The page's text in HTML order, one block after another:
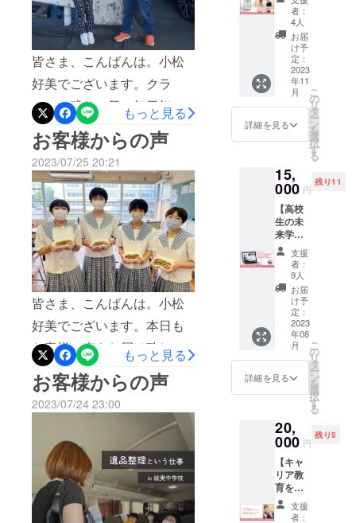
真掲載して、応援してくれ
ました。岡山高校の生徒さ
んも、私の応援にとご協力
いただいてます。未来を担
う子どもたちに向けて、こ
のクラファンを通じて、夢
や希望を届けたいです。ク
ラファン初心者の私が目標
達成することで、何事もや
れば出来る！やりきる！と
いう姿を見せたい！そんな
思いで走り続けています。
どうか皆さま、小松好美に
お力添えをいただけないで
しょうか？こちらからのお
願いは最後になるかもしれ
ません。「あっ！忘れて
た！」「忙しくて出来な
かった！」「もう１度、支
援したい！」そんな皆さま
からの応援も、お待ちして
おります。どうかどうか、
目標達成させていただける
から、嬉しくて即変更させ
ていただきました(笑)そして
そして！本日も朝から、ご
支援をいただきまして、本
当にありがとうごさいま
す！今日は、津山の企業さ
まからもご支援をいただき
ました。私は岡山の活性化
を目指しており、岡山市だ
けではなく、岡山県全域に
この未来ＥＳＤを広げてい
きたいと思っております。
そんな思いが、今回のクラ
ファンをきっかけに、津山
の企業さまにも応援してい
ただけることで、今後の活
動範囲を広げるきっかけと
なりました。本当にありが
たいことです。また、ご支
援いただきました方から、
「とっても良い活動してい
るから、僕の知っている方
をよしみちゃんに紹介する
皆さま、こんばんは。小松
好美でございます。クラ
ファン残り５日。毎日毎
日、ご支援の応援をいただ
きまして、本当に本当にあ
りがたいです。そして、今
日も精一杯、走って来まし
た！！本日、ご支援をいた
だきましたのは、車屋の
「PAOWAO」様です。実は
私、独身時代は車業界に居
て、中西社長はお客様。当
時は、フレッシュ(笑)だった
私ですが、17年振りに再会
したものの…中西社長は記
憶になかったのです。正
直、えー！？っと、淋しい
気持ちにもなりましたが、
気持ち新たに、今の関係性
を築かせていただき、訪問
させていただきました。社
もっと見る
お客様からの声
2023/07/25 20:21
皆さま、こんばんは。小松
好美でございます。本日も
お客様の声をお届け致しま
す。株式会社 グランドマー
ト様就実中学校✕グランド
マートコラボいつつぼし豚
丼完成しました！いつつぼ
し豚丼を使って美味しい味
噌カツ丼とデミグラスソー
ス丼を作りました。試食し
もっと見る
お客様からの声
2023/07/24 23:00
者が心から
望む仕事に
出会っても
らうために
できること
はなんだろ
う？このプ
答えです！
若者に夢と
希望を！
缶 ＋ 小
松好美
からの
感謝の
手紙】
フード
ロス削
減の為
に、高
校生が
ロゴを
ン缶の
ラベル
ロゴに
なりま
した。
フード
ロス削
減と防
災意識
を高め
て欲し
いとい
う願い
を込め
ていま
す。 小
松好美
感謝の
手紙を
しま
す。
者：
4人
お届
け予
定：
2023
年11
月
詳細を見る
こ
の
リ
タ
ー
ン
を
選
択
す
る
15,
000 円
残り11
【高校
生の未
来学習
HPで企
業紹
介】 高
校生の
未来学
習「未
ESD」
ホーム
ページ
に企業
紹介、
載しま
す。 期
間：掲
載から1
年間 ※
写真の
受け渡
しは、
支援
者：
9人
お届
け予
定：
2023
年08
月
詳細を見る
こ
の
リ
タ
ー
ン
を
選
択
す
る
20,
000 円
残り5
【キャ
リア教
育を行
う小松
好美に
支援
者：